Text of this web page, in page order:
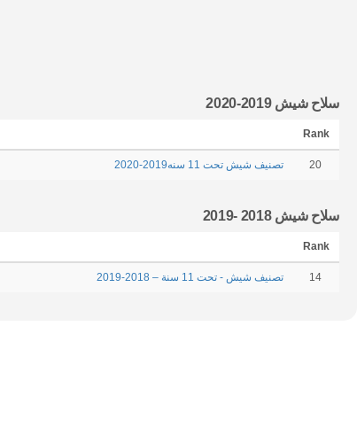
سلاح شيش 2019-2020
Rank
20 تصنيف شيش تحت 11 سنه2019-2020
سلاح شيش 2018 -2019
Rank
14 تصنيف شيش - تحت 11 سنة – 2018-2019